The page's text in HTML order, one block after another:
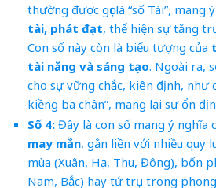
thường được gọi là “số Tài”, mang
tài, phát đạt, thể hiện sự tăng
Con số này còn là biểu tượng của
tài năng và sáng tạo. Ngoài ra,
cho sự vững chắc, kiên định, như
kiềng ba chân”, mang lại sự ổn
Số 4:Đây là con số mang ý nghĩa
may mắn, gắn liền với nhiều quy
mùa (Xuân, Hạ, Thu, Đông), bốn
Nam, Bắc) hay tứ trụ trong